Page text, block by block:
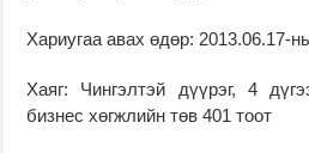
Хариугаа авах өдөр: 2013.06.17-
Хаяг: Чингэлтэй дүүрэг, 4
бизнес хөгжлийн төв 401 тоот